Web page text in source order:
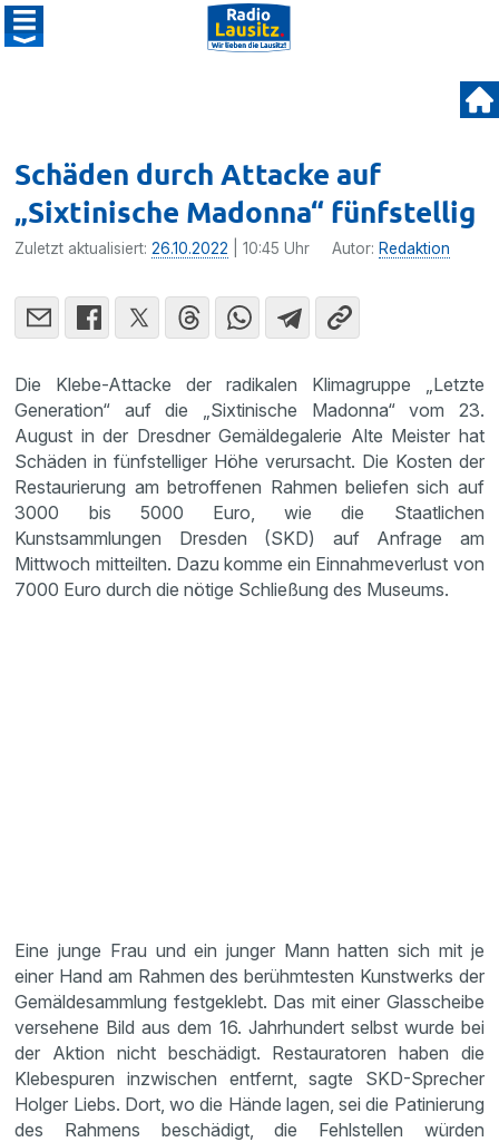
Schäden durch Attacke auf
„Sixtinische Madonna“ fünfstellig
Zuletzt aktualisiert:26.10.2022 | 10:45 Uhr Autor: Redaktion
Die Klebe-Attacke der radikalen Klimagruppe „Letzte
Generation“ auf die „Sixtinische Madonna“ vom 23.
August in der Dresdner Gemäldegalerie Alte Meister hat
Schäden in fünfstelliger Höhe verursacht. Die Kosten der
Restaurierung am betroffenen Rahmen beliefen sich auf
3000 bis 5000 Euro, wie die Staatlichen
Kunstsammlungen Dresden (SKD) auf Anfrage am
Mittwoch mitteilten. Dazu komme ein Einnahmeverlust von
7000 Euro durch die nötige Schließung des Museums.
Eine junge Frau und ein junger Mann hatten sich mit je
einer Hand am Rahmen des berühmtesten Kunstwerks der
Gemäldesammlung festgeklebt. Das mit einer Glasscheibe
versehene Bild aus dem 16. Jahrhundert selbst wurde bei
der Aktion nicht beschädigt. Restauratoren haben die
Klebespuren inzwischen entfernt, sagte SKD-Sprecher
Holger Liebs. Dort, wo die Hände lagen, sei die Patinierung
des Rahmens beschädigt, die Fehlstellen würden